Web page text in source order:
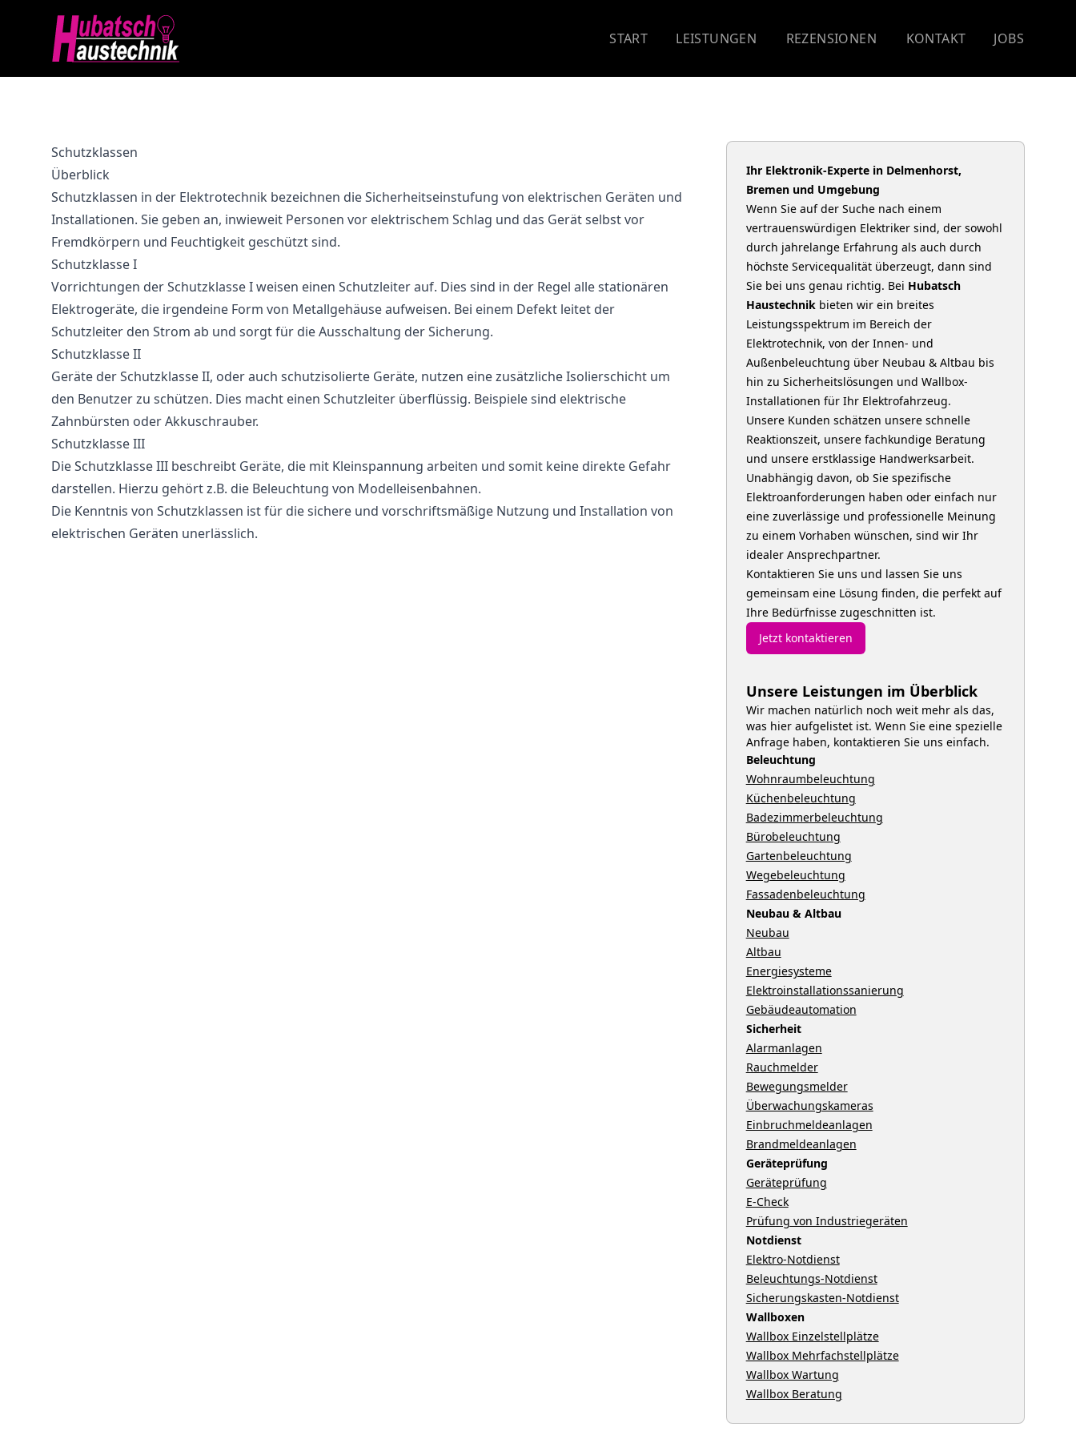
START LEISTUNGEN REZENSIONEN KONTAKT JOBS
Schutzklassen
Überblick
Schutzklassen in der Elektrotechnik bezeichnen die Sicherheitseinstufung von elektrischen Geräten und
Installationen. Sie geben an, inwieweit Personen vor elektrischem Schlag und das Gerät selbst vor
Fremdkörpern und Feuchtigkeit geschützt sind.
Schutzklasse I
Vorrichtungen der Schutzklasse I weisen einen Schutzleiter auf. Dies sind in der Regel alle stationären
Elektrogeräte, die irgendeine Form von Metallgehäuse aufweisen. Bei einem Defekt leitet der
Schutzleiter den Strom ab und sorgt für die Ausschaltung der Sicherung.
Schutzklasse II
Geräte der Schutzklasse II, oder auch schutzisolierte Geräte, nutzen eine zusätzliche Isolierschicht um
den Benutzer zu schützen. Dies macht einen Schutzleiter überflüssig. Beispiele sind elektrische
Zahnbürsten oder Akkuschrauber.
Schutzklasse III
Die Schutzklasse III beschreibt Geräte, die mit Kleinspannung arbeiten und somit keine direkte Gefahr
darstellen. Hierzu gehört z.B. die Beleuchtung von Modelleisenbahnen.
Die Kenntnis von Schutzklassen ist für die sichere und vorschriftsmäßige Nutzung und Installation von
elektrischen Geräten unerlässlich.
Ihr Elektronik-Experte in Delmenhorst,
Bremen und Umgebung
Wenn Sie auf der Suche nach einem
vertrauenswürdigen Elektriker sind, der sowohl
durch jahrelange Erfahrung als auch durch
höchste Servicequalität überzeugt, dann sind
Sie bei uns genau richtig. Bei Hubatsch
Haustechnikbieten wir ein breites
Leistungsspektrum im Bereich der
Elektrotechnik, von der Innen- und
Außenbeleuchtung über Neubau & Altbau bis
hin zu Sicherheitslösungen und Wallbox-
Installationen für Ihr Elektrofahrzeug.
Unsere Kunden schätzen unsere schnelle
Reaktionszeit, unsere fachkundige Beratung
und unsere erstklassige Handwerksarbeit.
Unabhängig davon, ob Sie spezifische
Elektroanforderungen haben oder einfach nur
eine zuverlässige und professionelle Meinung
zu einem Vorhaben wünschen, sind wir Ihr
idealer Ansprechpartner.
Kontaktieren Sie uns und lassen Sie uns
gemeinsam eine Lösung finden, die perfekt auf
Ihre Bedürfnisse zugeschnitten ist.
Jetzt kontaktieren
Unsere Leistungen im Überblick
Wir machen natürlich noch weit mehr als das,
was hier aufgelistet ist. Wenn Sie eine spezielle
Anfrage haben, kontaktieren Sie uns einfach.
Beleuchtung
Wohnraumbeleuchtung
Küchenbeleuchtung
Badezimmerbeleuchtung
Bürobeleuchtung
Gartenbeleuchtung
Wegebeleuchtung
Fassadenbeleuchtung
Neubau & Altbau
Neubau
Altbau
Energiesysteme
Elektroinstallationssanierung
Gebäudeautomation
Sicherheit
Alarmanlagen
Rauchmelder
Bewegungsmelder
Überwachungskameras
Einbruchmeldeanlagen
Brandmeldeanlagen
Geräteprüfung
Geräteprüfung
E-Check
Prüfung von Industriegeräten
Notdienst
Elektro-Notdienst
Beleuchtungs-Notdienst
Sicherungskasten-Notdienst
Wallboxen
Wallbox Einzelstellplätze
Wallbox Mehrfachstellplätze
Wallbox Wartung
Wallbox Beratung